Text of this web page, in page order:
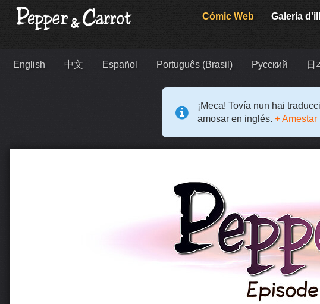
Cómic Web Galería
English 中文 Español Português (Brasil) Русский 日
¡Meca! Tovía nun hai
amosar en inglés. +